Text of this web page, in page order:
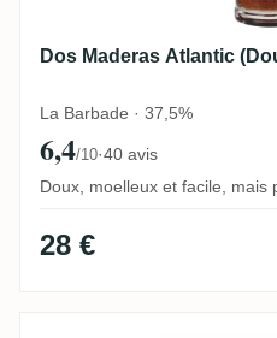
Dos Maderas Atlantic
La Barbade · 37,5%
6,4/10·40 avis
Doux, moelleux et facile, mais
28 €